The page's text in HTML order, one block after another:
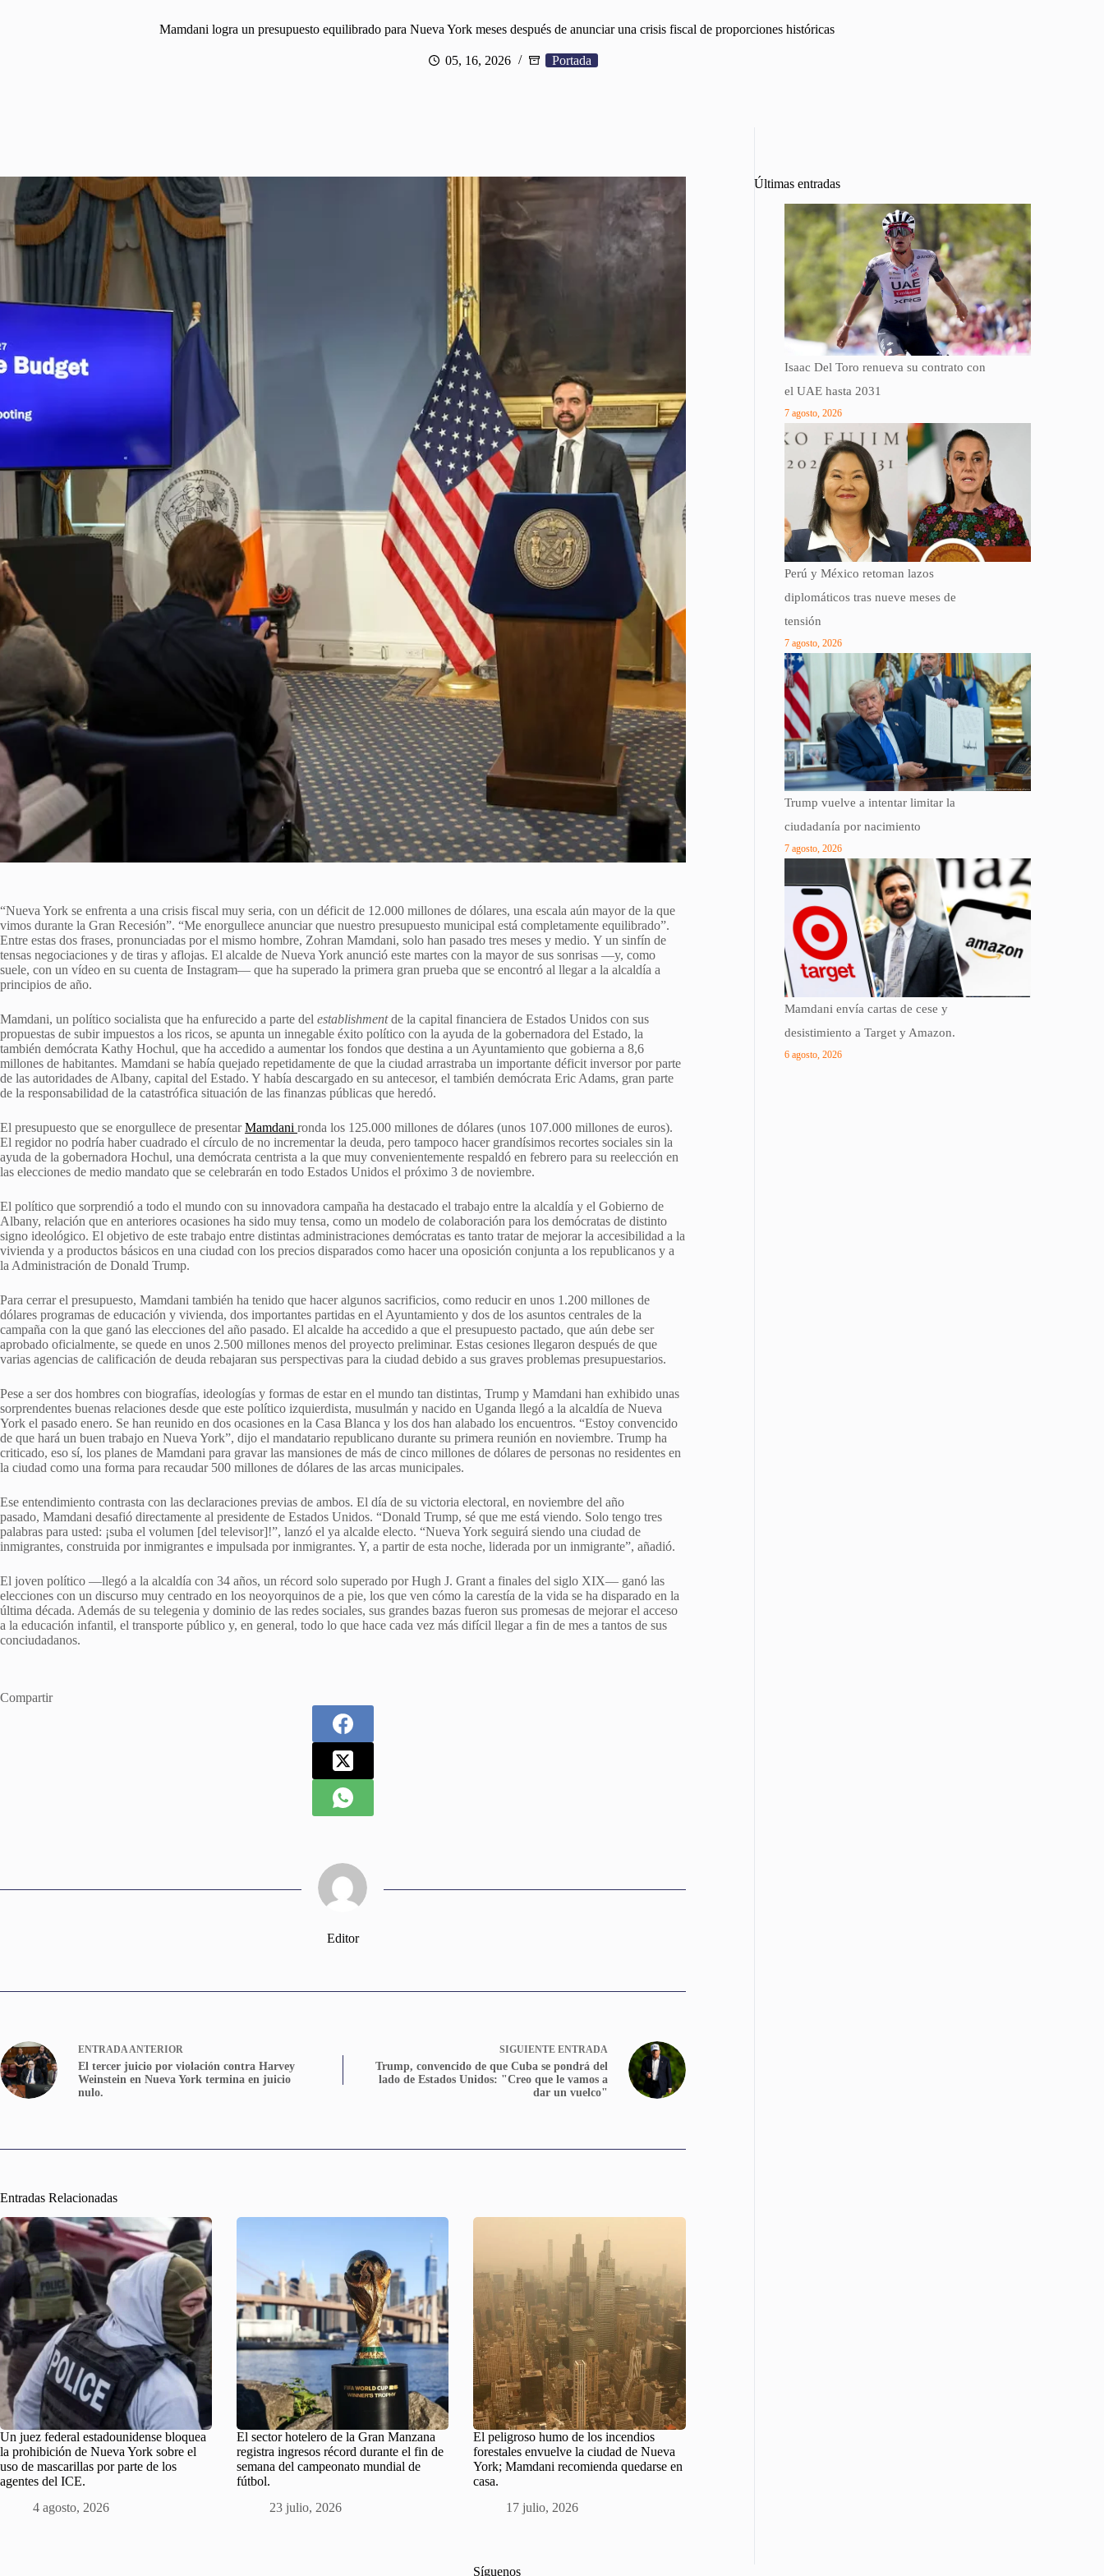
Mamdani logra un presupuesto equilibrado para Nueva York meses después de anunciar una crisis fiscal de proporciones históricas
05, 16, 2026 Portada
“Nueva York se enfrenta a una crisis fiscal muy seria, con un déficit de 12.000 millones de dólares, una escala aún mayor de la que
vimos durante la Gran Recesión”. “Me enorgullece anunciar que nuestro presupuesto municipal está completamente equilibrado”.
Entre estas dos frases, pronunciadas por el mismo hombre, Zohran Mamdani, solo han pasado tres meses y medio. Y un sinfín de
tensas negociaciones y de tiras y aflojas. El alcalde de Nueva York anunció este martes con la mayor de sus sonrisas —y, como
suele, con un vídeo en su cuenta de Instagram— que ha superado la primera gran prueba que se encontró al llegar a la alcaldía a
principios de año.
Mamdani, un político socialista que ha enfurecido a parte del establishmentde la capital financiera de Estados Unidos con sus
propuestas de subir impuestos a los ricos, se apunta un innegable éxito político con la ayuda de la gobernadora del Estado, la
también demócrata Kathy Hochul, que ha accedido a aumentar los fondos que destina a un Ayuntamiento que gobierna a 8,6
millones de habitantes. Mamdani se había quejado repetidamente de que la ciudad arrastraba un importante déficit inversor por parte
de las autoridades de Albany, capital del Estado. Y había descargado en su antecesor, el también demócrata Eric Adams, gran parte
de la responsabilidad de la catastrófica situación de las finanzas públicas que heredó.
El presupuesto que se enorgullece de presentarMamdani ronda los 125.000 millones de dólares (unos 107.000 millones de euros).
El regidor no podría haber cuadrado el círculo de no incrementar la deuda, pero tampoco hacer grandísimos recortes sociales sin la
ayuda de la gobernadora Hochul, una demócrata centrista a la que muy convenientemente respaldó en febrero para su reelección en
las elecciones de medio mandato que se celebrarán en todo Estados Unidos el próximo 3 de noviembre.
El político que sorprendió a todo el mundo con su innovadora campaña ha destacado el trabajo entre la alcaldía y el Gobierno de
Albany, relación que en anteriores ocasiones ha sido muy tensa, como un modelo de colaboración para los demócratas de distinto
signo ideológico. El objetivo de este trabajo entre distintas administraciones demócratas es tanto tratar de mejorar la accesibilidad a la
vivienda y a productos básicos en una ciudad con los precios disparados como hacer una oposición conjunta a los republicanos y a
la Administración de Donald Trump.
Para cerrar el presupuesto, Mamdani también ha tenido que hacer algunos sacrificios, como reducir en unos 1.200 millones de
dólares programas de educación y vivienda, dos importantes partidas en el Ayuntamiento y dos de los asuntos centrales de la
campaña con la que ganó las elecciones del año pasado. El alcalde ha accedido a que el presupuesto pactado, que aún debe ser
aprobado oficialmente, se quede en unos 2.500 millones menos del proyecto preliminar. Estas cesiones llegaron después de que
varias agencias de calificación de deuda rebajaran sus perspectivas para la ciudad debido a sus graves problemas presupuestarios.
Pese a ser dos hombres con biografías, ideologías y formas de estar en el mundo tan distintas, Trump y Mamdani han exhibido unas
sorprendentes buenas relaciones desde que este político izquierdista, musulmán y nacido en Uganda llegó a la alcaldía de Nueva
York el pasado enero. Se han reunido en dos ocasiones en la Casa Blanca y los dos han alabado los encuentros. “Estoy convencido
de que hará un buen trabajo en Nueva York”, dijo el mandatario republicano durante su primera reunión en noviembre. Trump ha
criticado, eso sí, los planes de Mamdani para gravar las mansiones de más de cinco millones de dólares de personas no residentes en
la ciudad como una forma para recaudar 500 millones de dólares de las arcas municipales.
Ese entendimiento contrasta con las declaraciones previas de ambos. El día de su victoria electoral, en noviembre del año
pasado, Mamdani desafió directamente al presidente de Estados Unidos. “Donald Trump, sé que me está viendo. Solo tengo tres
palabras para usted: ¡suba el volumen [del televisor]!”, lanzó el ya alcalde electo. “Nueva York seguirá siendo una ciudad de
inmigrantes, construida por inmigrantes e impulsada por inmigrantes. Y, a partir de esta noche, liderada por un inmigrante”, añadió.
El joven político —llegó a la alcaldía con 34 años, un récord solo superado por Hugh J. Grant a finales del siglo XIX— ganó las
elecciones con un discurso muy centrado en los neoyorquinos de a pie, los que ven cómo la carestía de la vida se ha disparado en la
última década. Además de su telegenia y dominio de las redes sociales, sus grandes bazas fueron sus promesas de mejorar el acceso
a la educación infantil, el transporte público y, en general, todo lo que hace cada vez más difícil llegar a fin de mes a tantos de sus
conciudadanos.
Compartir
Editor
ENTRADA ANTERIOR
El tercer juicio por violación contra Harvey
Weinstein en Nueva York termina en juicio
nulo.
SIGUIENTE ENTRADA
Trump, convencido de que Cuba se pondrá del
lado de Estados Unidos: "Creo que le vamos a
dar un vuelco"
Entradas Relacionadas
Un juez federal estadounidense bloquea
la prohibición de Nueva York sobre el
uso de mascarillas por parte de los
agentes del ICE.
4 agosto, 2026
El sector hotelero de la Gran Manzana
registra ingresos récord durante el fin de
semana del campeonato mundial de
fútbol.
23 julio, 2026
El peligroso humo de los incendios
forestales envuelve la ciudad de Nueva
York; Mamdani recomienda quedarse en
casa.
17 julio, 2026
Últimas entradas
Isaac Del Toro renueva su contrato con
el UAE hasta 2031
7 agosto, 2026
Perú y México retoman lazos
diplomáticos tras nueve meses de
tensión
7 agosto, 2026
Trump vuelve a intentar limitar la
ciudadanía por nacimiento
7 agosto, 2026
Mamdani envía cartas de cese y
desistimiento a Target y Amazon.
6 agosto, 2026
Síguenos